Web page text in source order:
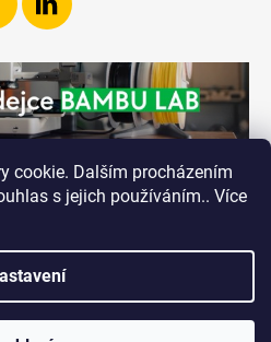
cookie. Dalším procházením
s jejich používáním.. Více
Shoptet